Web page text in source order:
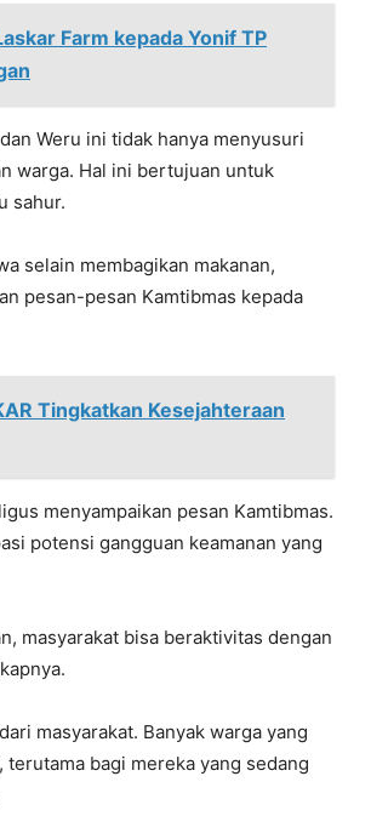
Farm kepada Yonif TP
Weru ini tidak hanya menyusuri
warga. Hal ini bertujuan untuk
sahur.
selain membagikan makanan,
pesan-pesan Kamtibmas kepada
Tingkatkan Kesejahteraan
menyampaikan pesan Kamtibmas.
potensi gangguan keamanan yang
masyarakat bisa beraktivitas dengan
masyarakat. Banyak warga yang
bagi mereka yang sedang